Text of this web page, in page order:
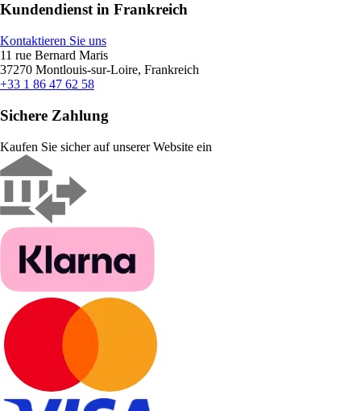
Kundendienst in Frankreich
Kontaktieren Sie uns
11 rue Bernard Maris
37270 Montlouis-sur-Loire, Frankreich
+33 1 86 47 62 58
Sichere Zahlung
Kaufen Sie sicher auf unserer Website ein